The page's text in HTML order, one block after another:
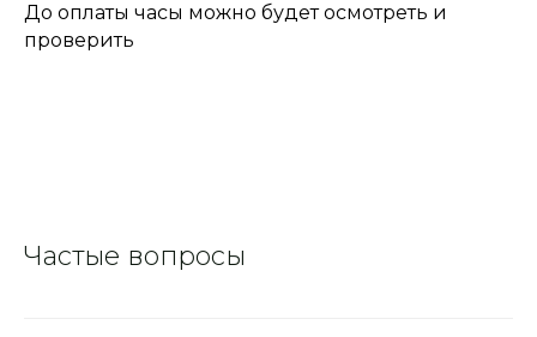
До оплаты часы можно будет осмотреть и
проверить
Частые вопросы